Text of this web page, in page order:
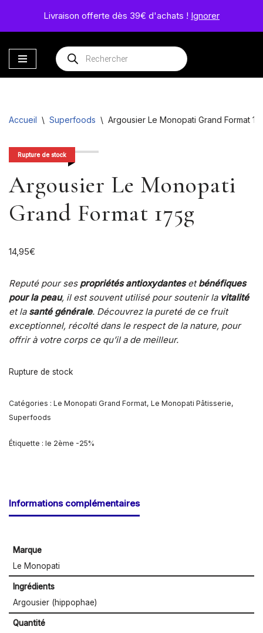
Livraison offerte dès 39€ d'achats ! Ignorer
Aller
contenu
Le Monopati
Accueil \ Superfoods \ Argousier Le Monopati Grand Format
Rupture de stock
Argousier Le Monopati
Grand Format 175g
14,95€
Reputé pour ses propriétés antioxydantesetbénéfiques
pour la peau, il est souvent utilisé pour soutenir la vitalité
et la santé générale. Découvrez la pureté de ce fruit
exceptionnel, récolté dans le respect de la nature, pour
offrir à votre corps ce qu’il a de meilleur.
Rupture de stock
Catégories : Le Monopati Grand Format, Le Monopati Pâtisserie,
Superfoods
Étiquette : le 2ème -25%
Informations complémentaires
Marque
Le Monopati
Ingrédients
Argousier (hippophae)
Quantité